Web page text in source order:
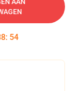
: 54